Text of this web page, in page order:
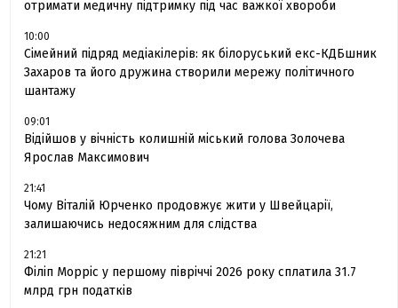
отримати медичну підтримку під час важкої хвороби
10:00
Сімейний підряд медіакілерів: як білоруський екс-КДБшник
Захаров та його дружина створили мережу політичного
шантажу
09:01
Відійшов у вічність колишній міський голова Золочева
Ярослав Максимович
21:41
Чому Віталій Юрченко продовжує жити у Швейцарії,
залишаючись недосяжним для слідства
21:21
Філіп Морріс у першому півріччі 2026 року сплатила 31.7
млрд грн податків